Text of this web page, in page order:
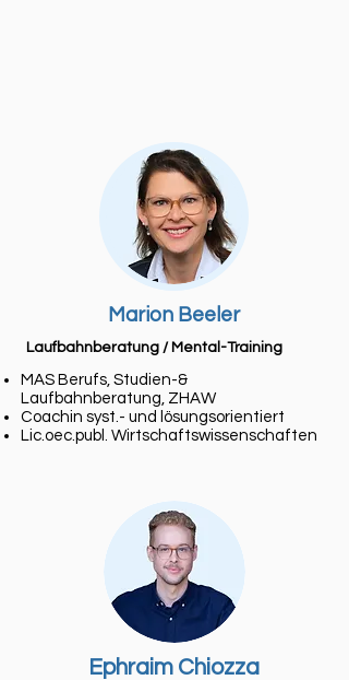
Marion Beeler
Laufbahnberatung / Mental-Training
MAS Berufs, Studien-&
Laufbahnberatung, ZHAW
Coachin syst.- und lösungsorientiert
Lic.oec.publ. Wirtschaftswissenschaften
Ephraim Chiozza